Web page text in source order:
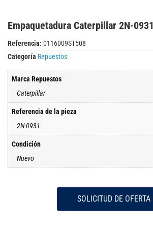
Empaquetadura Caterpillar 2N-0931
Referencia: 0116009ST508
Categoría Repuestos
Marca Repuestos
Caterpillar
Referencia de la pieza
2N-0931
Condición
Nuevo
SOLICITUD DE OFERTA